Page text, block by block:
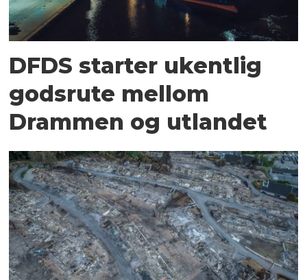
DFDS starter ukentlig
godsrute mellom
Drammen og utlandet